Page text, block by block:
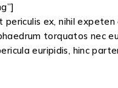
ex, nihil expeten
torquatos nec
euripidis, hinc